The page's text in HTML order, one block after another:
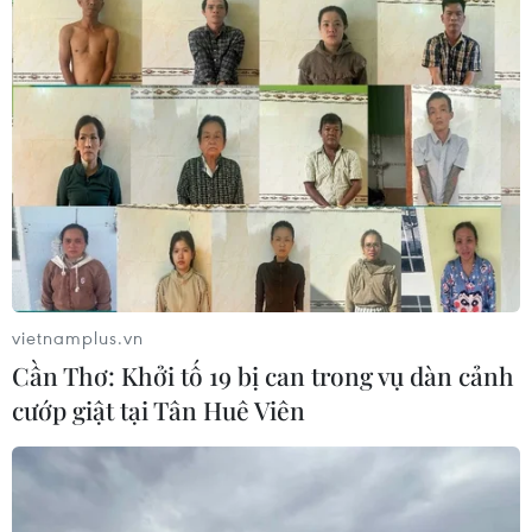
Chuyên gia: Ổn định mặt bằng lãi suất sẽ
khó khăn hơn năm 2016
20/05/2017 04:43
Những đợt tăng, giảm lãi suất huy động tại một số ngân
hàng thương mại thời gian vừa qua gây tâm lý lo ngại
cho các doanh nghiệp vay vốn.
vietnamplus.vn
Cần Thơ: Khởi tố 19 bị can trong vụ dàn cảnh
cướp giật tại Tân Huê Viên